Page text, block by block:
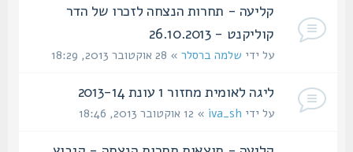
קליעה - תחרות הנצחה לזכרו של הדר
קוליקנט - 26.10.2013
על ידישלמה ברסלר» 28 אוקטובר 2013, 18:29
ליגה לאומית מחזור 1 עונת 2013-14
על ידיiva_sh» 12 אוקטובר 2013, 18:46